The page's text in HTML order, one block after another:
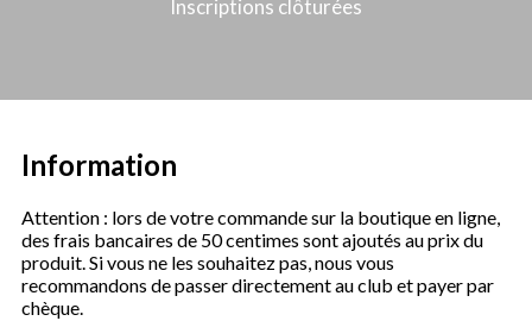
Inscriptions clôturées
Information
Attention : lors de votre commande sur la boutique en ligne,
des frais bancaires de 50 centimes sont ajoutés au prix du
produit. Si vous ne les souhaitez pas, nous vous
recommandons de passer directement au club et payer par
chèque.